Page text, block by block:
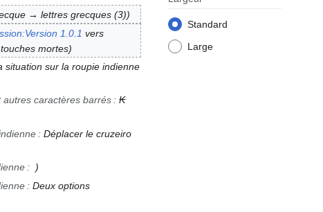
Standard
Large
→ lettres grecques (3)
1.0.1 vers
mortes
situation sur la roupie indienne
autres caractères barrés: ₭
: Déplacer le cruzeiro
:
: Deux options